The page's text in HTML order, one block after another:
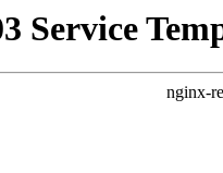
Service
nginx-